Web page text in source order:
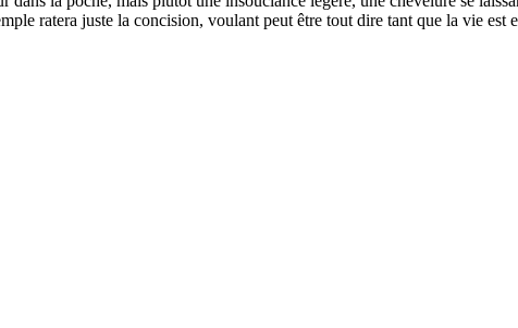
ratera juste la concision, voulant peut être tout dire tant que la vie